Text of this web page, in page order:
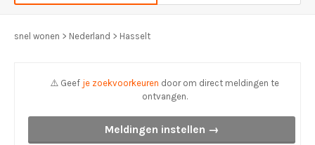
snel wonen > Nederland > Hasselt
⚠️ Geef je zoekvoorkeuren door om direct meldingen te
ontvangen.
Meldingen instellen →